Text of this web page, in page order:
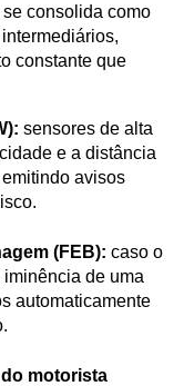
consolida como
constante que
sensores de alta
e a distância
avisos
(FEB): caso o
de uma
automaticamente
motorista